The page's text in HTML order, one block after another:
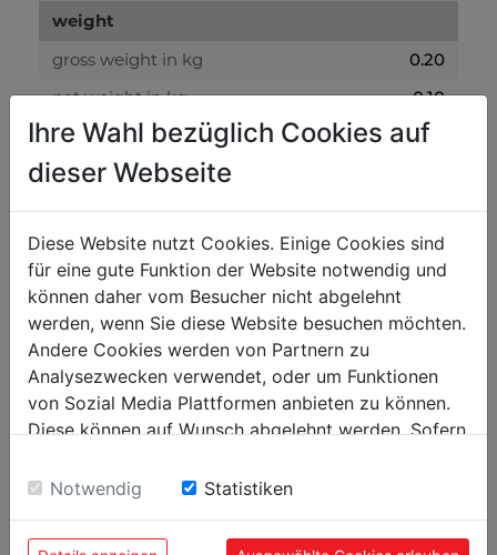
weight
gross weight in kg
0.20
net weight in kg
0.10
packaging
packaging length in mm
400
packaging height in mm
200
general data
EAN code
9120058373558
PU in pieces
5
Ihre Wahl bezüglich Cookies auf
dieser Webseite
Diese Website nutzt Cookies. Einige Cookies sind
für eine gute Funktion der Website notwendig und
können daher vom Besucher nicht abgelehnt
werden, wenn Sie diese Website besuchen möchten.
Andere Cookies werden von Partnern zu
Analysezwecken verwendet, oder um Funktionen
von Sozial Media Plattformen anbieten zu können.
Diese können auf Wunsch abgelehnt werden. Sofern
Einwilligung zu unseren Cookies.
Notwendig Statistiken